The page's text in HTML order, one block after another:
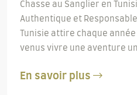
Chasse au Sanglier en
Authentique et
Tunisie attire chaque
venus vivre une aventure
En savoir plus